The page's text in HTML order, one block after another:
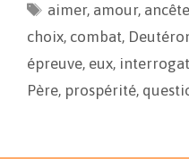
o
o
i
g
e
aimer, amour,
choix, combat,
épreuve, eux,
Père, prospérité,